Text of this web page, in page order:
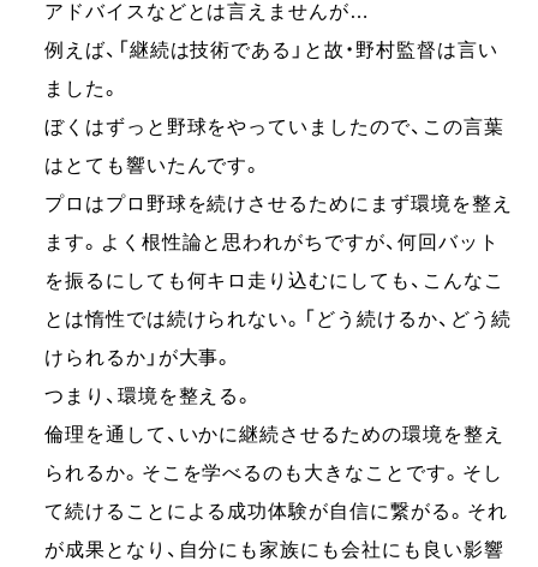
アドバイスなどとは言えませんが…
例えば、「継続は技術である」と故・野村監督は言い
ました。
ぼくはずっと野球をやっていましたので、この言葉
はとても響いたんです。
プロはプロ野球を続けさせるためにまず環境を整え
ます。よく根性論と思われがちですが、何回バット
を振るにしても何キロ走り込むにしても、こんなこ
とは惰性では続けられない。「どう続けるか、どう続
けられるか」が大事。
つまり、環境を整える。
倫理を通して、いかに継続させるための環境を整え
られるか。そこを学べるのも大きなことです。そし
て続けることによる成功体験が自信に繋がる。それ
が成果となり、自分にも家族にも会社にも良い影響